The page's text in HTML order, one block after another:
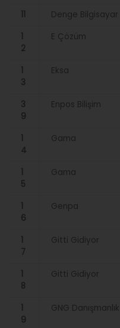
Denge Bilgisayar
2
E Çözüm
3
Eksa
3
9
Enpos Bilişim
4
Gama
5
Gama
6
Genpa
7
Gitti Gidiyor
8
Gitti Gidiyor
9
GNG Danışmanlık